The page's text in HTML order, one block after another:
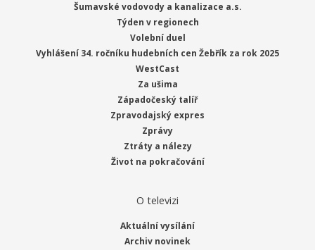
Šumavské vodovody a kanalizace a.s.
Týden v regionech
Volební duel
Vyhlášení 34. ročníku hudebních cen Žebřík za rok 2025
WestCast
Za ušima
Západočeský talíř
Zpravodajský expres
Zprávy
Ztráty a nálezy
Život na pokračování
O televizi
Aktuální vysílání
Archiv novinek